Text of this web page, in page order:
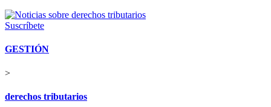
Suscríbete
GESTIÓN
>
derechos tributarios